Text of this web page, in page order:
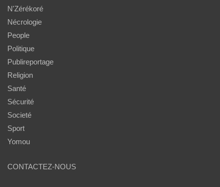
N'Zérékoré
Nécrologie
People
Politique
Publireportage
Religion
Santé
Sécurité
Societé
Sport
Yomou
CONTACTEZ-NOUS